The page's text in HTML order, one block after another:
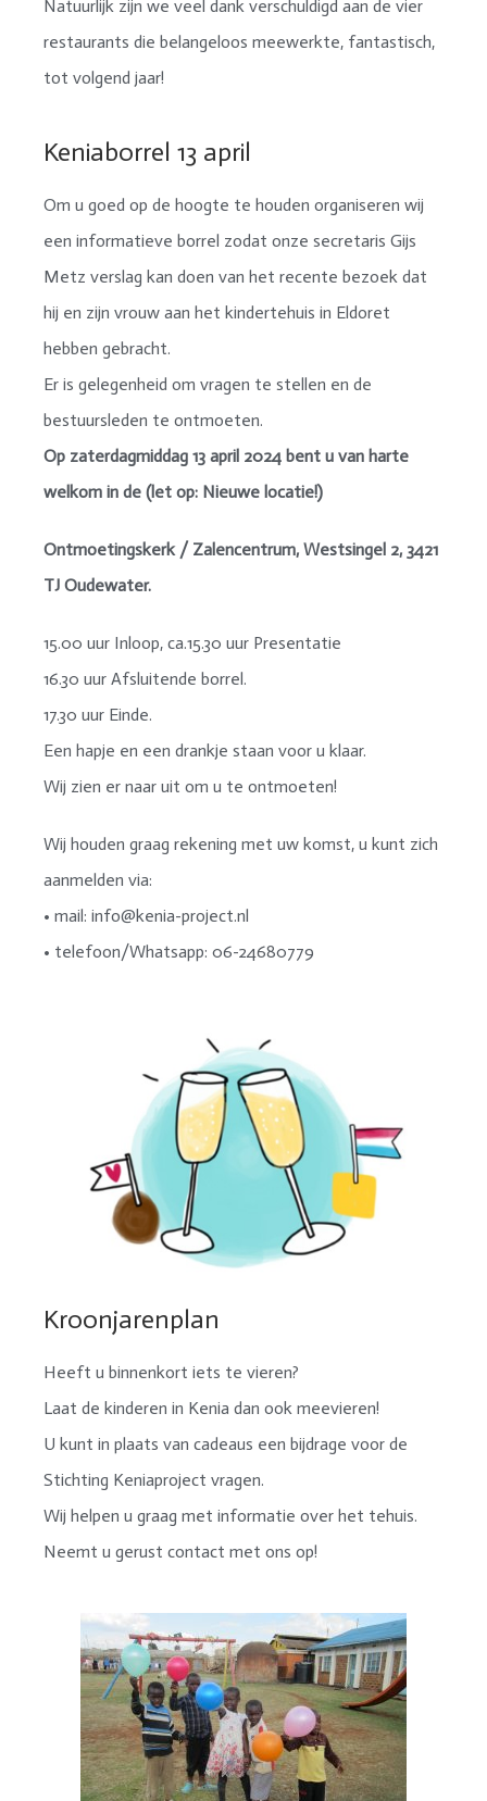
Natuurlijk zijn we veel dank verschuldigd aan de vier
restaurants die belangeloos meewerkte, fantastisch,
tot volgend jaar!
Keniaborrel 13 april
Om u goed op de hoogte te houden organiseren wij
een informatieve borrel zodat onze secretaris Gijs
Metz verslag kan doen van het recente bezoek dat
hij en zijn vrouw aan het kindertehuis in Eldoret
hebben gebracht.
Er is gelegenheid om vragen te stellen en de
bestuursleden te ontmoeten.
Op zaterdagmiddag 13 april 2024 bent u van harte
welkom in de (let op: Nieuwe locatie!)
Ontmoetingskerk / Zalencentrum, Westsingel 2, 3421
TJ Oudewater.
15.00 uur Inloop, ca.15.30 uur Presentatie
16.30 uur Afsluitende borrel.
17.30 uur Einde.
Een hapje en een drankje staan voor u klaar.
Wij zien er naar uit om u te ontmoeten!
Wij houden graag rekening met uw komst, u kunt zich
aanmelden via:
• mail: info@kenia-project.nl
• telefoon/Whatsapp: 06-24680779
Kroonjarenplan
Heeft u binnenkort iets te vieren?
Laat de kinderen in Kenia dan ook meevieren!
U kunt in plaats van cadeaus een bijdrage voor de
Stichting Keniaproject vragen.
Wij helpen u graag met informatie over het tehuis.
Neemt u gerust contact met ons op!